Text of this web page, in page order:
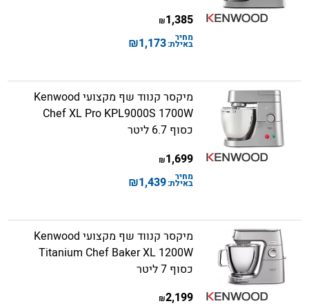
1,385
₪
מחיר
באילת:1,173
₪
מיקסר קנווד שף מקצועי Kenwood
Chef XL Pro KPL9000S 1700W
כסוף 6.7 ליטר
1,699
₪
מחיר
באילת:1,439
₪
מיקסר קנווד שף מקצועי Kenwood
Titanium Chef Baker XL 1200W
כסוף 7 ליטר
2,199
₪